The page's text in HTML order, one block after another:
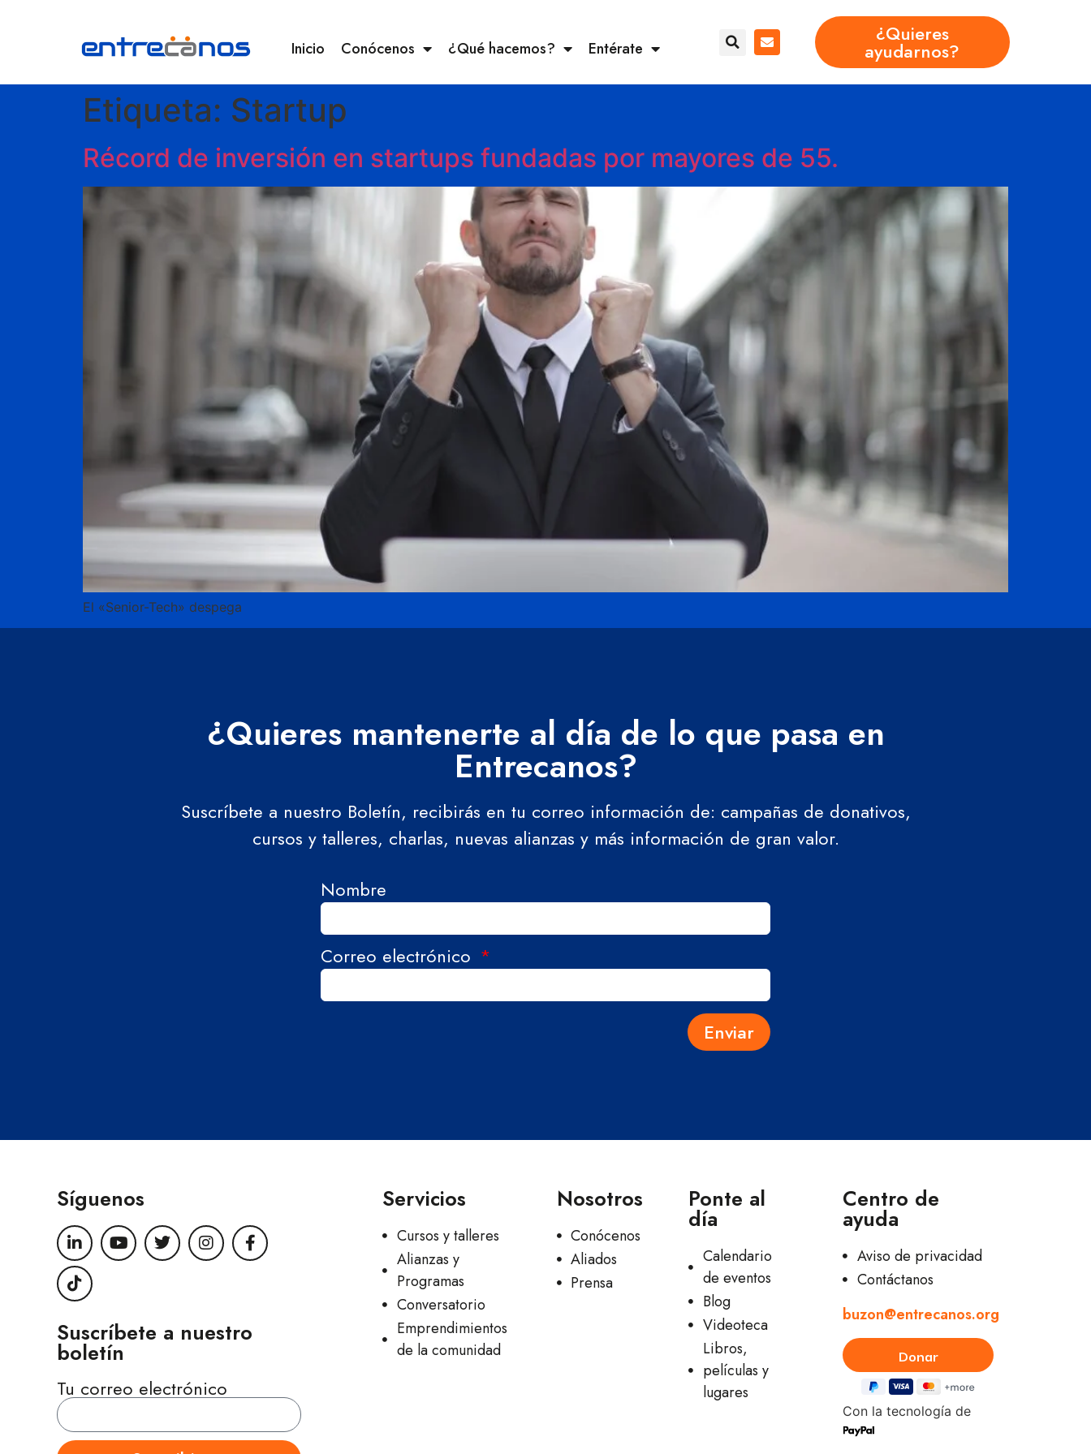
Inicio Conócenos ¿Qué hacemos? Entérate
¿Quieres
ayudarnos?
Etiqueta: Startup
Récord de inversión en startups fundadas por mayores de 55.
El «Senior-Tech» despega
¿Quieres mantenerte al día de lo que pasa en
Entrecanos?
Suscríbete a nuestro Boletín, recibirás en tu correo información de: campañas de donativos,
cursos y talleres, charlas, nuevas alianzas y más información de gran valor.
Nombre
Correo electrónico
Enviar
Síguenos
Suscríbete a nuestro
boletín
Tu correo electrónico
Servicios
Cursos y talleres
Alianzas y
Programas
Conversatorio
Emprendimientos
de la comunidad
Nosotros
Conócenos
Aliados
Prensa
Ponte al
día
Calendario
de eventos
Blog
Videoteca
Libros,
películas y
lugares
Centro de
ayuda
Aviso de privacidad
Contáctanos
buzon@entrecanos.org
Con la tecnología de